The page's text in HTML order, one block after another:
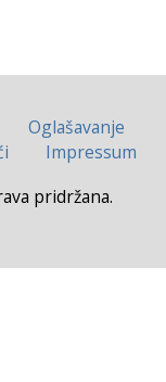
Oglašavanje
Impressum
pridržana.